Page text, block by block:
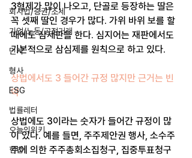
회사법/증권/조세
기업/노동/공정거래
민사
형사
ESG
법률레터
오늘의위키
헌법
3형제가 많이 나오고, 단골로 등장하는 딸은
꼭 셋째 딸인 경우가 많다. 가위 바위 보를 할
때에도 삼세판을 한다. 심지어는 재판에서도
기본적으로 삼심제를 원칙으로 하고 있다.
상법에서도 3 들어간 규정 많지만 근거는 빈
약
상법에도 3이라는 숫자가 들어간 규정이 많
이 있다. 예를 들면, 주주제안권 행사, 소수주
주에 의한 주주총회소집청구, 집중투표청구